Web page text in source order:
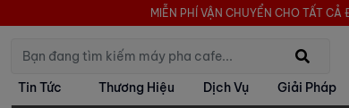
MIỄN PHÍ VẬN CHUYỂN CHO TẤT CẢ
Tin Tức Thương Hiệu Dịch Vụ Giải Pháp